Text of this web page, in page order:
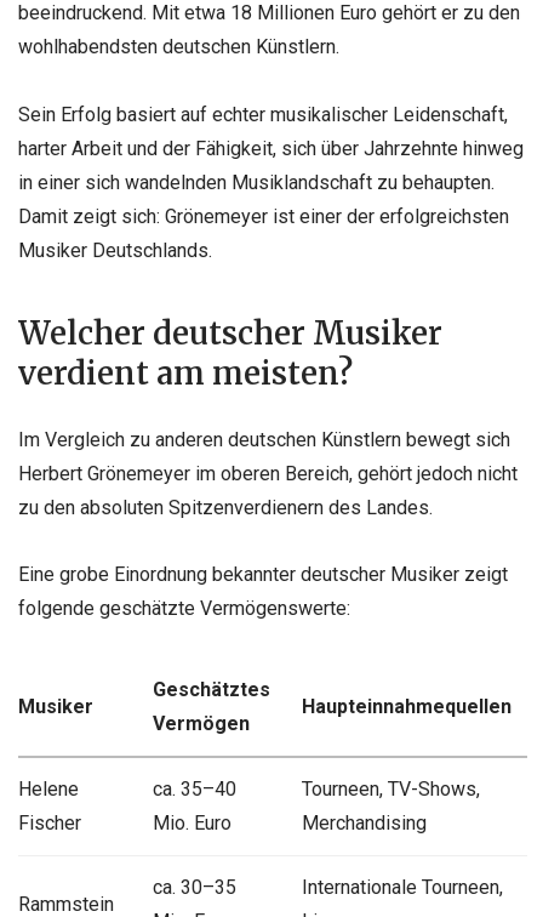
beeindruckend. Mit etwa 18 Millionen Euro gehört er zu den
wohlhabendsten deutschen Künstlern.
Sein Erfolg basiert auf echter musikalischer Leidenschaft,
harter Arbeit und der Fähigkeit, sich über Jahrzehnte hinweg
in einer sich wandelnden Musiklandschaft zu behaupten.
Damit zeigt sich: Grönemeyer ist einer der erfolgreichsten
Musiker Deutschlands.
Welcher deutscher Musiker
verdient am meisten?
Im Vergleich zu anderen deutschen Künstlern bewegt sich
Herbert Grönemeyer im oberen Bereich, gehört jedoch nicht
zu den absoluten Spitzenverdienern des Landes.
Eine grobe Einordnung bekannter deutscher Musiker zeigt
folgende geschätzte Vermögenswerte:
Musiker
Geschätztes
Vermögen
Haupteinnahmequellen
Helene
Fischer
ca. 35–40
Mio. Euro
Tourneen, TV-Shows,
Merchandising
Rammstein
ca. 30–35
Internationale Tourneen,